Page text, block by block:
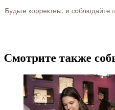
Будьте корректны, и соблюдайте
Смотрите также